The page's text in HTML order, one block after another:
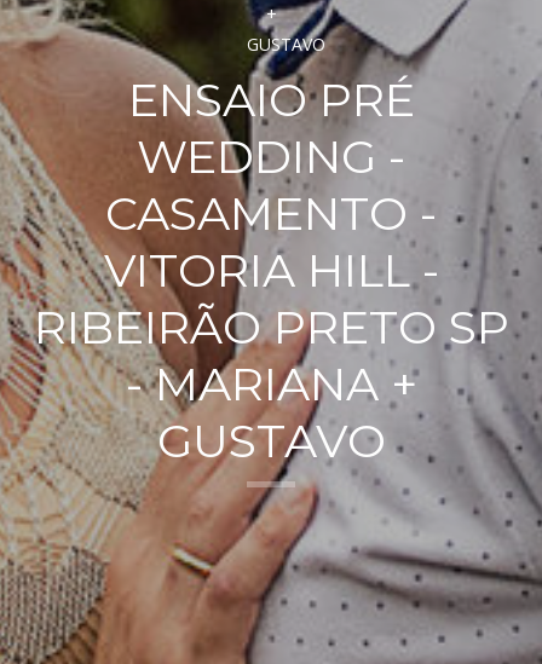
ENSAIO PRÉ
WEDDING -
CASAMENTO -
VITORIA HILL -
RIBEIRÃO PRETO SP
- MARIANA +
GUSTAVO